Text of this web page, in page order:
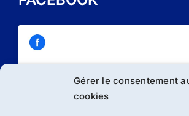
Gérer le consentement
cookies
Cliquez sur « J’accepte » pour